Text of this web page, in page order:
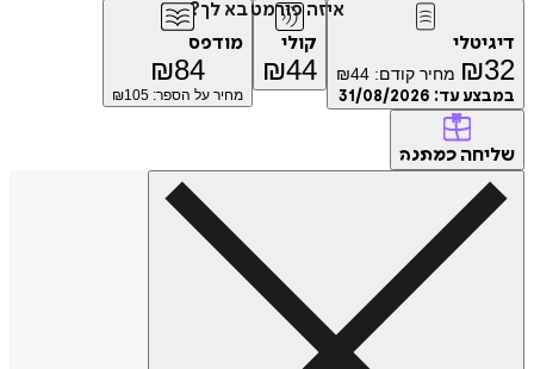
איזה פורמט בא לך?
דיגיטלי
₪32 מחיר קודם: ₪44
במבצע עד: 31/08/2026
קולי
₪44
מודפס
₪84
מחיר על הספר: ₪ 105
שליחה כמתנה